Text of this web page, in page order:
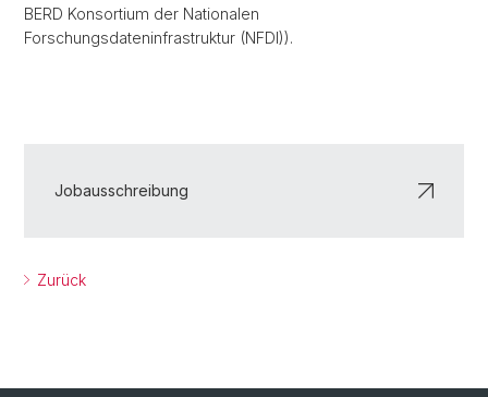
BERD Konsortium der Nationalen
Forschungsdateninfrastruktur (NFDI)).
Jobausschreibung
Zurück